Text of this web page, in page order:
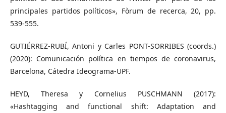
principales partidos políticos», Fòrum de recerca, 20, pp.
539-555.
GUTIÉRREZ-RUBÍ, Antoni y Carles PONT-SORRIBES (coords.)
(2020): Comunicación política en tiempos de coronavirus,
Barcelona, Cátedra Ideograma-UPF.
HEYD, Theresa y Cornelius PUSCHMANN (2017):
«Hashtagging and functional shift: Adaptation and